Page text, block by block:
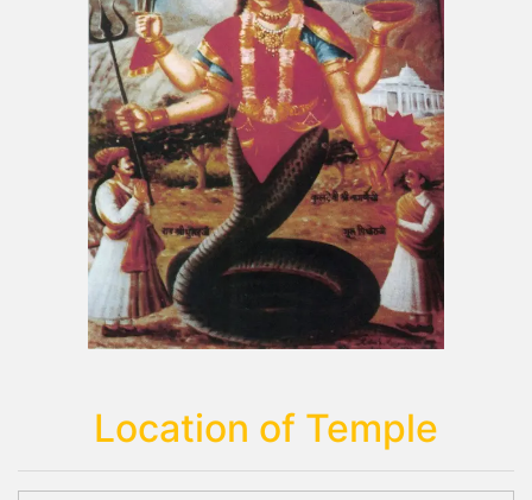
Location of Temple